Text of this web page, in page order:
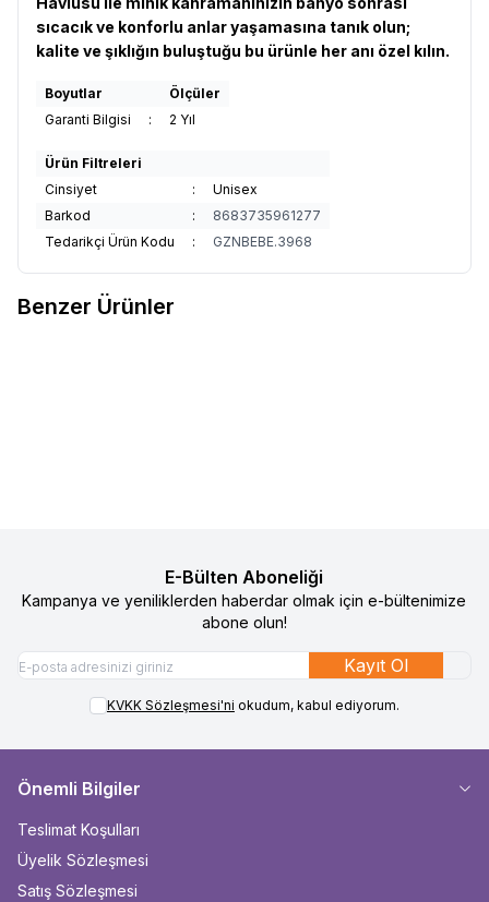
sıcacık ve konforlu anlar yaşamasına tanık olun;
kalite ve şıklığın buluştuğu bu ürünle her anı özel kılın.
Boyutlar
Ölçüler
Garanti Bilgisi
: 2 Yıl
Ürün Filtreleri
Cinsiyet
:
Unisex
Barkod
:
8683735961277
Tedarikçi Ürün Kodu
: GZNBEBE.3968
Benzer Ürünler
E-Bülten Aboneliği
Kampanya ve yeniliklerden haberdar olmak için e-bültenimize
abone olun!
Kayıt Ol
KVKK Sözleşmesi'ni okudum, kabul ediyorum.
Önemli Bilgiler
Teslimat Koşulları
Üyelik Sözleşmesi
Satış Sözleşmesi